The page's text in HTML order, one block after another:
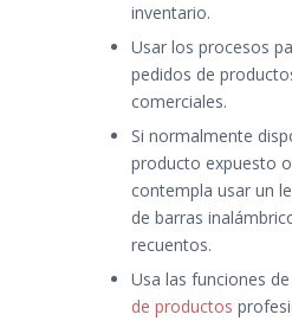
inventario.
Usar los procesos
pedidos de
comerciales.
Si normalmente
producto expuesto
contempla usar un
de barras
recuentos.
Usa las funciones
de productos